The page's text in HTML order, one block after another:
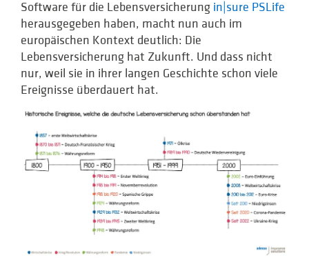
Software für die Lebensversicherung in|sure PSLife
herausgegeben haben, macht nun auch im
europäischen Kontext deutlich: Die
Lebensversicherung hat Zukunft. Und dass nicht
nur, weil sie in ihrer langen Geschichte schon viele
Ereignisse überdauert hat.